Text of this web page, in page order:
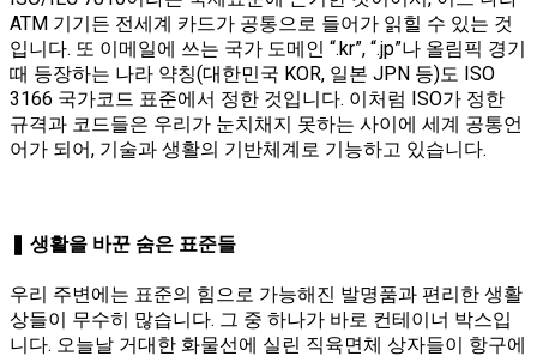
ATM 기기든 전세계 카드가 공통으로 들어가 읽힐 수 있는 것
입니다. 또 이메일에 쓰는 국가 도메인 “.kr”, “.jp”나 올림픽 경기
때 등장하는 나라 약칭(대한민국 KOR, 일본 JPN 등)도 ISO
3166 국가코드 표준에서 정한 것입니다. 이처럼 ISO가 정한
규격과 코드들은 우리가 눈치채지 못하는 사이에 세계 공통언
어가 되어, 기술과 생활의 기반체계로 기능하고 있습니다.
❚ 생활을 바꾼 숨은 표준들
우리 주변에는 표준의 힘으로 가능해진 발명품과 편리한 생활
상들이 무수히 많습니다. 그 중 하나가 바로 컨테이너 박스입
니다. 오늘날 거대한 화물선에 실린 직육면체 상자들이 항구에